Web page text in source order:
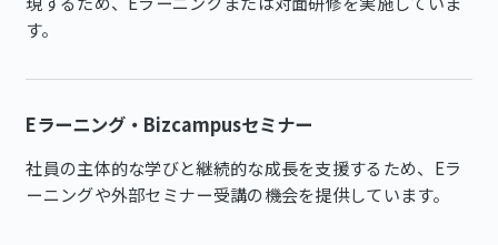
す。
Eラーニング・Bizcampusセミナー
社員の主体的な学びと継続的な成長を支援するため、Eラ
ーニングや外部セミナー受講の機会を提供しています。